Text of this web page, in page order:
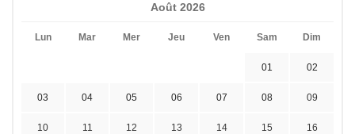
Août 2026
Lun Mar Mer Jeu Ven Sam Dim
01 02
03 04 05 06 07 08 09
10 11 12 13 14 15 16